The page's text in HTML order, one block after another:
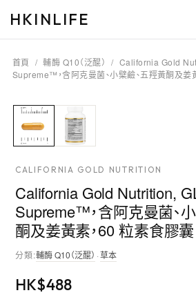
HKINLIFE
首頁 / 輔酶 Q10（泛醌） / California Gold
Supreme™，含阿克曼菌、小檗鹼、五羥黃酮及姜
CALIFORNIA GOLD NUTRITION
California Gold Nutrition,
Supreme™，含阿克曼菌、
酮及姜黃素，60 粒素食膠囊
分類:輔酶 Q10（泛醌） ·草本
HK$488